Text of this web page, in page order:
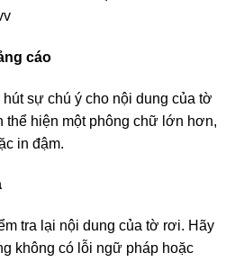
cáo
sự chú ý cho nội dung của tờ
thể hiện một phông chữ lớn hơn,
in đậm.
tra lại nội dung của tờ rơi. Hãy
không có lỗi ngữ pháp hoặc